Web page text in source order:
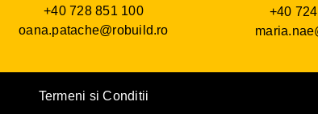
+40 728 851 100
oana.patache@robuild.ro
+40
Termeni si Conditii